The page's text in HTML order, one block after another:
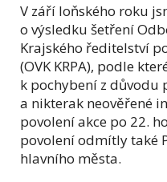
V září loňského roku
o výsledku šetření
Krajského ředitelství
(OVK KRPA), podle
k pochybení z důvodu
a nikterak neověřené
povolení akce po 22.
povolení odmítly také
hlavního města.